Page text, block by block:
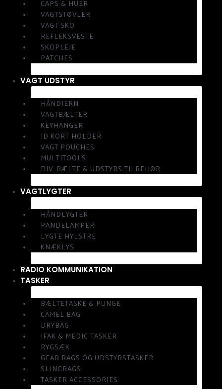
CAPS & HUER
VAGTSTØVLER
VAGT SKO
REFLEKSVESTE
SKOPLEJE
PATCHES
VAGT UDSTYR
HÅNDJERN
VAGTBÆLTER
KEYHANGER
ID KORT HOLDER
VAGT POUCHES
MULTITOOLS
DIV. BÆLTE & UDSTYRS TILBEHØR
VAGTLYGTER
HÅNDLYGTER
PANDELAMPER
LYGTE HYLSTRE
KNÆKLYS
RADIO KOMMUNIKATION
TASKER
BÆLTETASKE & PUNGE
CAMEL BAG
DRYBAG
IFAK & MEDIC TASKER
RYGSÆK
GEAR BAGS OG UDSTYRSTASKER
SLINGBAGS
TASKER ACCESSORIES